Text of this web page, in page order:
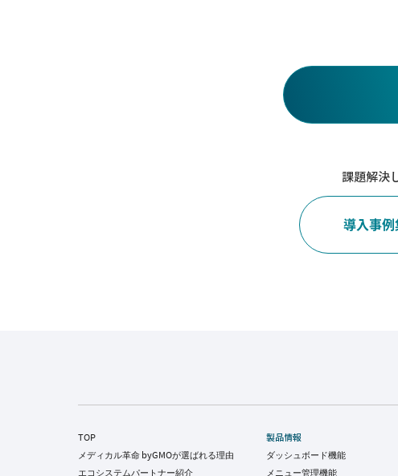
課題解決
導入事例
TOP
メディカル革命 byGMOが選ばれる理由
エコシステムパートナー紹介
製品情報
ダッシュボード機能
メニュー管理機能